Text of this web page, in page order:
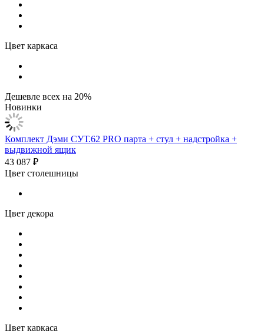
Цвет каркаса
Дешевле всех на 20%
Новинки
Комплект Дэми СУТ.62 PRO парта + стул + надстройка +
выдвижной ящик
43 087 ₽
Цвет столешницы
Цвет декора
Цвет каркаса